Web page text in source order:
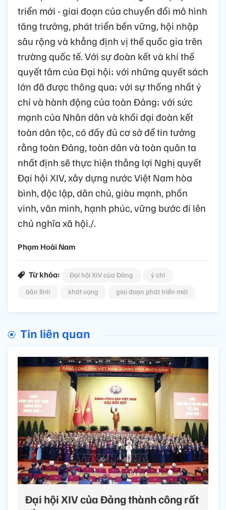
ta mỗi ngày một lớn mạnh, sánh vai cùng
các cường quốc năm châu như Bác Hồ hằng
mong muốn.
Rõ ràng, Đại hội XIV của Đảng không chỉ là
dấu mốc chính trị, mà là bước ngoặt tư duy
phát triển, tạo nền tảng lý luận và thực tiễn
để Việt Nam tự tin bước vào giai đoạn phát
triển mới - giai đoạn của chuyển đổi mô hình
tăng trưởng, phát triển bền vững, hội nhập
sâu rộng và khẳng định vị thế quốc gia trên
trường quốc tế. Với sự đoàn kết và khí thế
quyết tâm của Đại hội; với những quyết sách
lớn đã được thông qua; với sự thống nhất ý
chí và hành động của toàn Đảng; với sức
mạnh của Nhân dân và khối đại đoàn kết
toàn dân tộc, có đầy đủ cơ sở để tin tưởng
rằng toàn Đảng, toàn dân và toàn quân ta
nhất định sẽ thực hiện thắng lợi Nghị quyết
Đại hội XIV, xây dựng nước Việt Nam hòa
chủ nghĩa xã hội./.
Phạm Hoài Nam
Từ khóa: Đại hội XIV của Đảng
ý chí
bản lĩnh
khát vọng giai đoạn phát triển mới
Tin liên quan